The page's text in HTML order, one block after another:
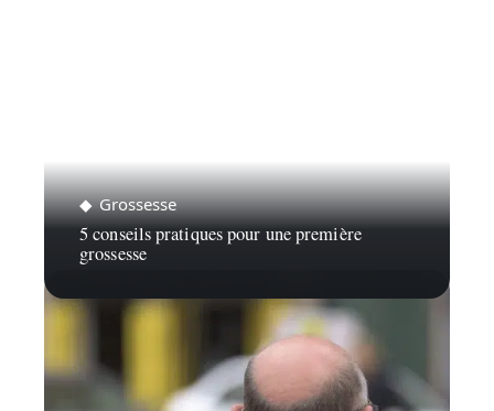
Grossesse
5 conseils pratiques pour une première
grossesse